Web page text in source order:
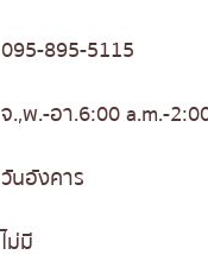
095-895-5115
จ.,พ.-อา.6:00 a.m.-
วันอังคาร
ไม่มี